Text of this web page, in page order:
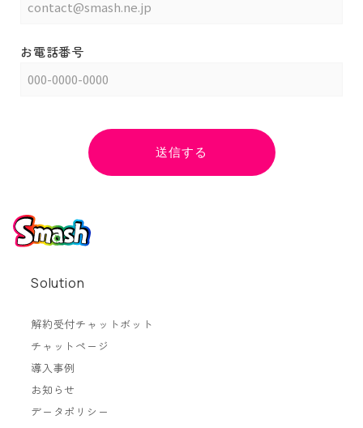
お電話番号
Solution
解約受付チャットボット
チャットページ
導入事例
お知らせ
データポリシー